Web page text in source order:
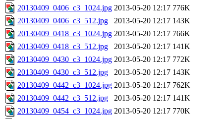
20130409_0406_c3_1024.jpg 2013-05-20 12:17 776K
20130409_0406_c3_512.jpg
2013-05-20 12:17 143K
20130409_0418_c3_1024.jpg 2013-05-20 12:17 766K
20130409_0418_c3_512.jpg
2013-05-20 12:17 141K
20130409_0430_c3_1024.jpg 2013-05-20 12:17 772K
20130409_0430_c3_512.jpg
2013-05-20 12:17 143K
20130409_0442_c3_1024.jpg 2013-05-20 12:17 762K
20130409_0442_c3_512.jpg
2013-05-20 12:17 141K
20130409_0454_c3_1024.jpg 2013-05-20 12:17 770K